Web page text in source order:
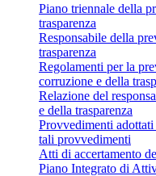
Piano triennale della
trasparenza
Responsabile della
trasparenza
Regolamenti per la
corruzione e della
Relazione del
e della trasparenza
Provvedimenti
tali provvedimenti
Atti di accertamento
Piano Integrato di